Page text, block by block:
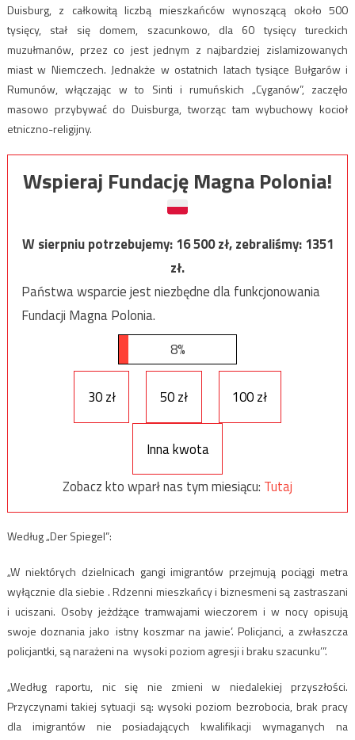
Duisburg, z całkowitą liczbą mieszkańców wynoszącą około 500
tysięcy, stał się domem, szacunkowo, dla 60 tysięcy tureckich
muzułmanów, przez co jest jednym z najbardziej zislamizowanych
miast w Niemczech. Jednakże w ostatnich latach tysiące Bułgarów i
Rumunów, włączając w to Sinti i rumuńskich „Cyganów”, zaczęło
masowo przybywać do Duisburga, tworząc tam wybuchowy kocioł
etniczno-religijny.
Wspieraj Fundację Magna Polonia!
W sierpniu potrzebujemy:16 500zł, zebraliśmy:1351
zł.
Państwa wsparcie jest niezbędne dla funkcjonowania
Fundacji Magna Polonia.
8%
30 zł 50 zł 100 zł
Inna kwota
Zobacz kto wparł nas tym miesiącu: Tutaj
Według „Der Spiegel”:
„W niektórych dzielnicach gangi imigrantów przejmują pociągi metra
wyłącznie dla siebie . Rdzenni mieszkańcy i biznesmeni są zastraszani
i uciszani. Osoby jeżdżące tramwajami wieczorem i w nocy opisują
swoje doznania jako ‚istny koszmar na jawie’. Policjanci, a zwłaszcza
policjantki, są narażeni na ‚wysoki poziom agresji i braku szacunku’”.
„Według raportu, nic się nie zmieni w niedalekiej przyszłości.
Przyczynami takiej sytuacji są: wysoki poziom bezrobocia, brak pracy
dla imigrantów nie posiadających kwalifikacji wymaganych na